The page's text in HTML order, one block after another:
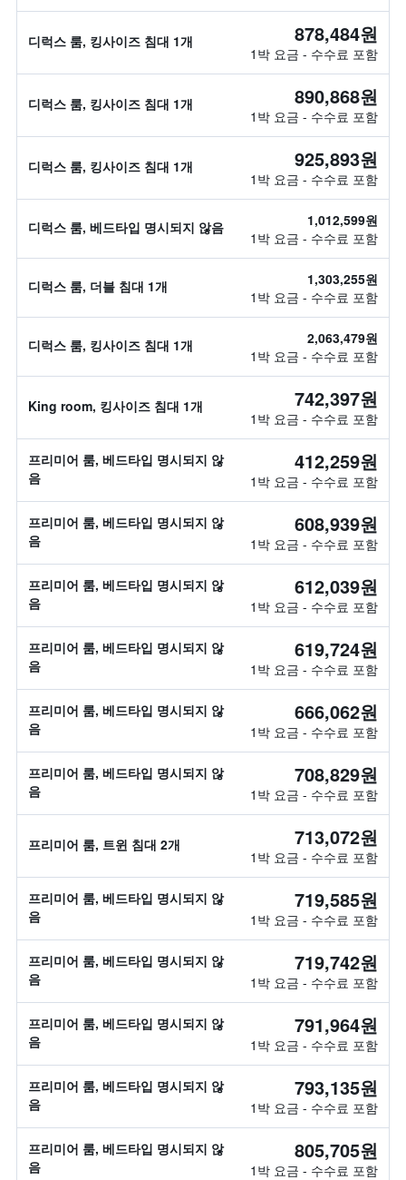
디럭스 룸, 킹사이즈 침대 1개 878,484원
1박 요금 - 수수료 포함
디럭스 룸, 킹사이즈 침대 1개 890,868원
1박 요금 - 수수료 포함
디럭스 룸, 킹사이즈 침대 1개 925,893원
1박 요금 - 수수료 포함
디럭스 룸, 베드타입 명시되지 않음
1,012,599원
1박 요금 - 수수료 포함
디럭스 룸, 더블 침대 1개
1,303,255원
1박 요금 - 수수료 포함
디럭스 룸, 킹사이즈 침대 1개
2,063,479원
1박 요금 - 수수료 포함
King room, 킹사이즈 침대 1개 742,397원
1박 요금 - 수수료 포함
프리미어 룸, 베드타입 명시되지 않
음
412,259원
1박 요금 - 수수료 포함
프리미어 룸, 베드타입 명시되지 않
음
608,939원
1박 요금 - 수수료 포함
프리미어 룸, 베드타입 명시되지 않
음
612,039원
1박 요금 - 수수료 포함
프리미어 룸, 베드타입 명시되지 않
음
619,724원
1박 요금 - 수수료 포함
프리미어 룸, 베드타입 명시되지 않
음
666,062원
1박 요금 - 수수료 포함
프리미어 룸, 베드타입 명시되지 않
음
708,829원
1박 요금 - 수수료 포함
프리미어 룸, 트윈 침대 2개 713,072원
1박 요금 - 수수료 포함
프리미어 룸, 베드타입 명시되지 않
음
719,585원
1박 요금 - 수수료 포함
프리미어 룸, 베드타입 명시되지 않
음
719,742원
1박 요금 - 수수료 포함
프리미어 룸, 베드타입 명시되지 않
음
791,964원
1박 요금 - 수수료 포함
프리미어 룸, 베드타입 명시되지 않
음
793,135원
1박 요금 - 수수료 포함
프리미어 룸, 베드타입 명시되지 않
음
805,705원
1박 요금 - 수수료 포함